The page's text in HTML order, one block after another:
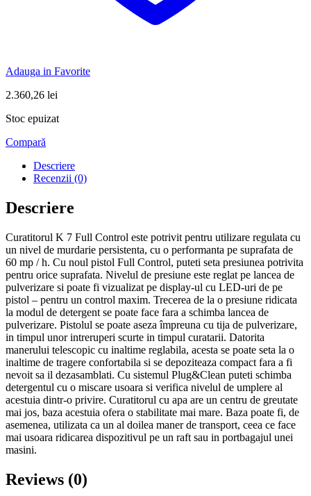
Adauga in Favorite
2.360,26 lei
Stoc epuizat
Compară
Descriere
Recenzii (0)
Descriere
Curatitorul K 7 Full Control este potrivit pentru utilizare regulata cu
un nivel de murdarie persistenta, cu o performanta pe suprafata de
60 mp / h. Cu noul pistol Full Control, puteti seta presiunea potrivita
pentru orice suprafata. Nivelul de presiune este reglat pe lancea de
pulverizare si poate fi vizualizat pe display-ul cu LED-uri de pe
pistol – pentru un control maxim. Trecerea de la o presiune ridicata
la modul de detergent se poate face fara a schimba lancea de
pulverizare. Pistolul se poate aseza împreuna cu tija de pulverizare,
in timpul unor intreruperi scurte in timpul curatarii. Datorita
manerului telescopic cu inaltime reglabila, acesta se poate seta la o
inaltime de tragere confortabila si se depoziteaza compact fara a fi
nevoit sa il dezasamblati. Cu sistemul Plug&Clean puteti schimba
detergentul cu o miscare usoara si verifica nivelul de umplere al
acestuia dintr-o privire. Curatitorul cu apa are un centru de greutate
mai jos, baza acestuia ofera o stabilitate mai mare. Baza poate fi, de
asemenea, utilizata ca un al doilea maner de transport, ceea ce face
mai usoara ridicarea dispozitivul pe un raft sau in portbagajul unei
masini.
Reviews (0)